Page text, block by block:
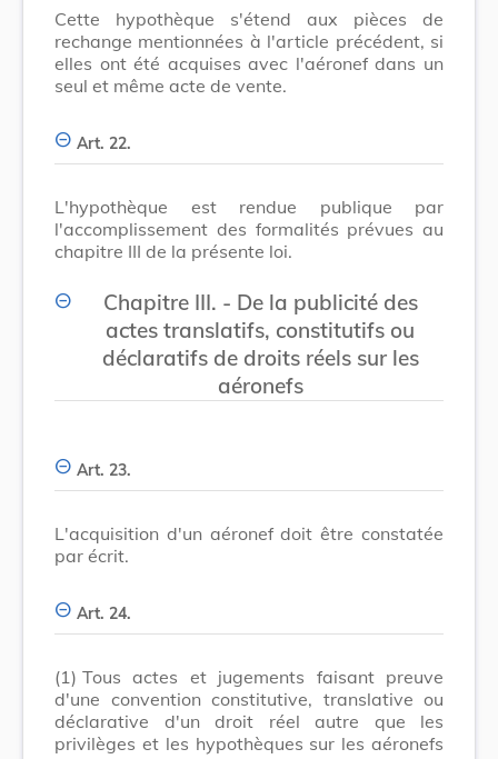
Cette hypothèque s'étend aux pièces de
rechange mentionnées à l'article précédent, si
elles ont été acquises avec l'aéronef dans un
seul et même acte de vente.
Art. 22.
L'hypothèque est rendue publique par
l'accomplissement des formalités prévues au
chapitre III de la présente loi.
Chapitre III. - De la publicité des
actes translatifs, constitutifs ou
déclaratifs de droits réels sur les
aéronefs
Art. 23.
L'acquisition d'un aéronef doit être constatée
par écrit.
Art. 24.
(1) Tous actes et jugements faisant preuve
d'une convention constitutive, translative ou
déclarative d'un droit réel autre que les
privilèges et les hypothèques sur les aéronefs